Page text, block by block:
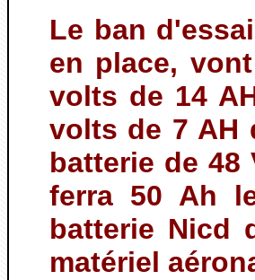
Le ban
en place,
volts de 14
volts de 7 AH
batterie de
ferra 50 Ah
batterie Nicd
matériel